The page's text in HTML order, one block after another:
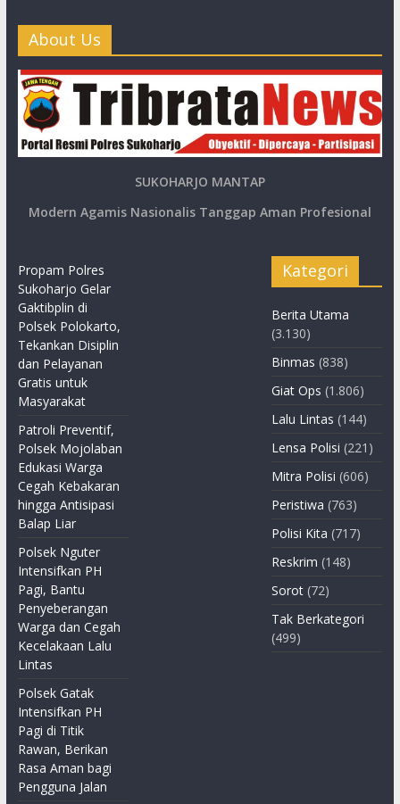
About Us
SUKOHARJO MANTAP
Modern Agamis Nasionalis Tanggap Aman Profesional
Propam Polres
Sukoharjo Gelar
Gaktibplin di
Polsek Polokarto,
Tekankan Disiplin
dan Pelayanan
Gratis untuk
Masyarakat
Patroli Preventif,
Polsek Mojolaban
Edukasi Warga
Cegah Kebakaran
hingga Antisipasi
Balap Liar
Polsek Nguter
Intensifkan PH
Pagi, Bantu
Penyeberangan
Warga dan Cegah
Kecelakaan Lalu
Lintas
Polsek Gatak
Intensifkan PH
Pagi di Titik
Rawan, Berikan
Rasa Aman bagi
Pengguna Jalan
Kategori
Berita Utama
(3.130)
Binmas (838)
Giat Ops (1.806)
Lalu Lintas (144)
Lensa Polisi (221)
Mitra Polisi (606)
Peristiwa (763)
Polisi Kita (717)
Reskrim (148)
Sorot (72)
Tak Berkategori
(499)